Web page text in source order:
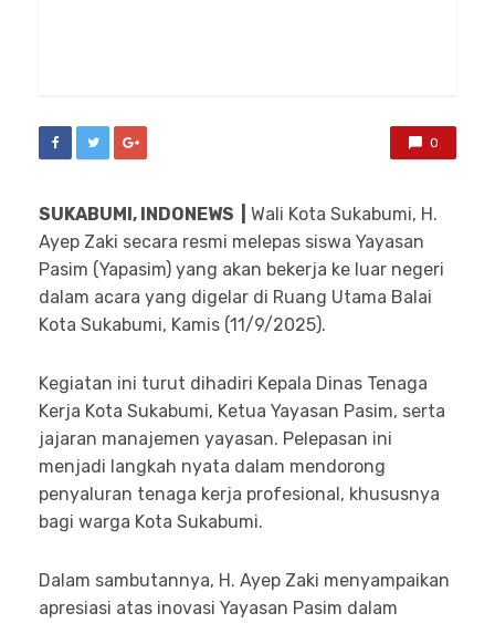
0
SUKABUMI, INDONEWS
Wali Kota Sukabumi, H.
Ayep Zaki secara resmi melepas siswa Yayasan
Pasim (Yapasim) yang akan bekerja ke luar negeri
dalam acara yang digelar di Ruang Utama Balai
Kota Sukabumi, Kamis (11/9/2025).
Kegiatan ini turut dihadiri Kepala Dinas Tenaga
Kerja Kota Sukabumi, Ketua Yayasan Pasim, serta
jajaran manajemen yayasan. Pelepasan ini
menjadi langkah nyata dalam mendorong
penyaluran tenaga kerja profesional, khususnya
bagi warga Kota Sukabumi.
Dalam sambutannya, H. Ayep Zaki menyampaikan
apresiasi atas inovasi Yayasan Pasim dalam